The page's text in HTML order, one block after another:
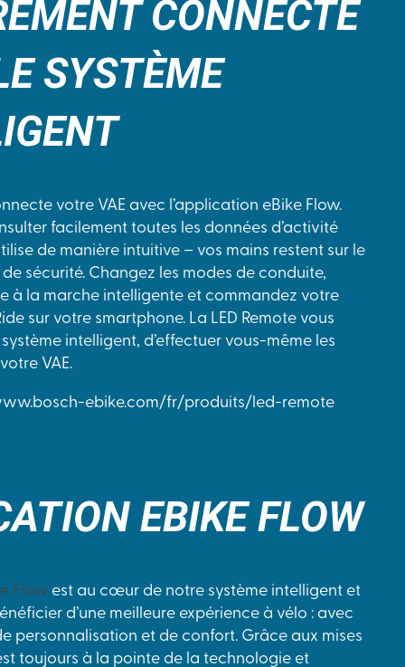
CONNECTÉ
SYSTÈME
votre VAE avec l’application eBike Flow.
facilement toutes les données d’activité
de manière intuitive – vos mains restent sur le
sécurité. Changez les modes de conduite,
à la marche intelligente et commandez votre
sur votre smartphone. La LED Remote vous
intelligent, d’effectuer vous-même les
VAE.
ebike.com/fr/produits/led-remote
EBIKE FLOW
Flow est au cœur de notre système intelligent et
d’une meilleure expérience à vélo : avec
personnalisation et de confort. Grâce aux mises
toujours à la pointe de la technologie et